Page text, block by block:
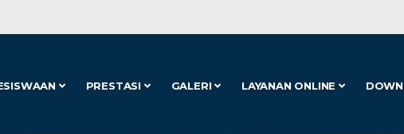
PRESTASI GALERI LAYANAN ONLINE